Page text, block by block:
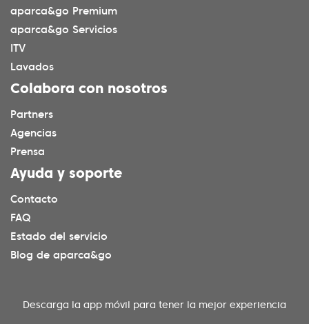
aparca&go Premium
aparca&go Servicios
ITV
Lavados
Colabora con nosotros
Partners
Agencias
Prensa
Ayuda y soporte
Contacto
FAQ
Estado del servicio
Blog de aparca&go
Descarga la app móvil para tener la mejor experiencia